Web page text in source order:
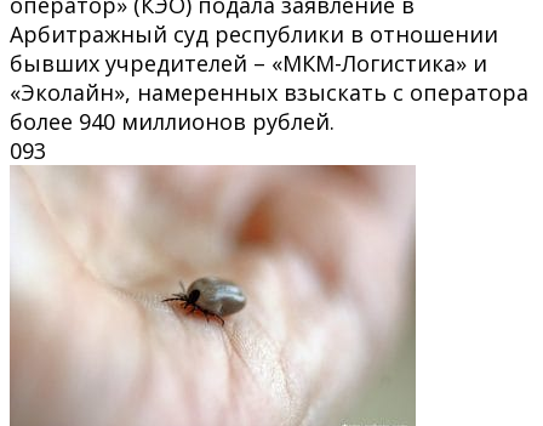
Арбитражный суд республики в отношении
бывших учредителей – «МКМ-Логистика» и
«Эколайн», намеренных взыскать с оператора
более 940 миллионов рублей.
093